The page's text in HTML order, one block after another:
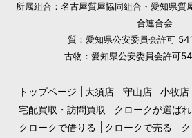
所属組合：名古屋質屋協同組合・愛知県質
合連合会
質：愛知県公安委員会許可
古物：愛知県公安委員会許可
トップページ 大須店 守山店 小牧店
宅配買取・訪問買取
クロークが選ば
クロークで借りる
クロークで売る